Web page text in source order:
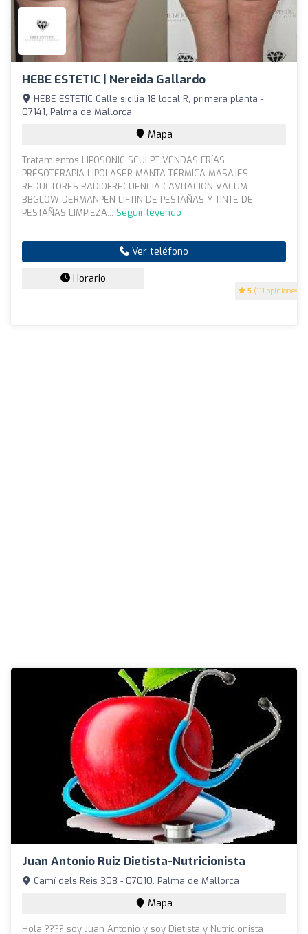
HEBE ESTETIC | Nereida Gallardo
5 (111 opiniones)
HEBE ESTETIC Calle sicilia 18 local R, primera planta -
07141, Palma de Mallorca
Mapa
Tratamientos LIPOSONIC SCULPT VENDAS FRÍAS
PRESOTERAPIA LIPOLASER MANTA TÉRMICA MASAJES
REDUCTORES RADIOFRECUENCIA CAVITACION VACUM
BBGLOW DERMANPEN LIFTIN DE PESTAÑAS Y TINTE DE
PESTAÑAS LIMPIEZA... Seguir leyendo
Ver teléfono
Horario
Juan Antonio Ruiz Dietista-Nutricionista
Camí dels Reis 308 - 07010, Palma de Mallorca
Mapa
Hola ???? soy Juan Antonio y soy Dietista y Nutricionista